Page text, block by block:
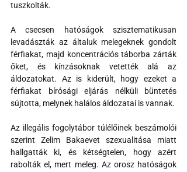
tuszkolták.
A csecsen hatóságok szisztematikusan
levadászták az általuk melegeknek gondolt
férfiakat, majd koncentrációs táborba zárták
őket, és kínzásoknak vetették alá az
áldozatokat. Az is kiderült, hogy ezeket a
férfiakat bírósági eljárás nélküli büntetés
sújtotta, melynek halálos áldozatai is vannak.
Az illegális fogolytábor túlélőinek beszámolói
szerint Zelim Bakaevet szexualitása miatt
hallgatták ki, és kétségtelen, hogy azért
rabolták el, mert meleg. Az orosz hatóságok